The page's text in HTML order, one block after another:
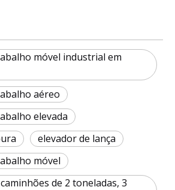
móvel industrial em
aéreo
elevada
elevador de lança
móvel
de 2 toneladas, 3